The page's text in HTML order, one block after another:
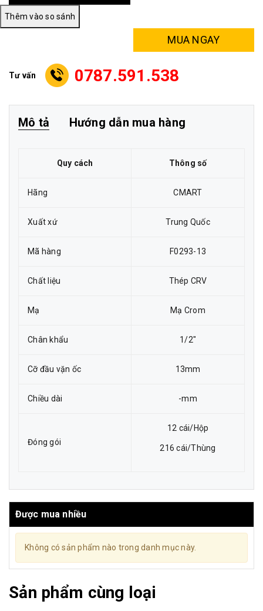
MUA NGAY
Tư vấn 0787.591.538
Mô tả Hướng dẫn mua hàng
Quy cách Thông số
Hãng CMART
Xuất xứ Trung Quốc
Mã hàng F0293-13
Chất liệu Thép CRV
Mạ Mạ Crom
Chân khẩu 1/2"
Cỡ đầu vặn ốc 13mm
Chiều dài -mm
Đóng gói
12 cái/Hộp
216 cái/Thùng
Được mua nhiều
Không có sản phẩm nào trong danh mục này.
Sản phẩm cùng loại